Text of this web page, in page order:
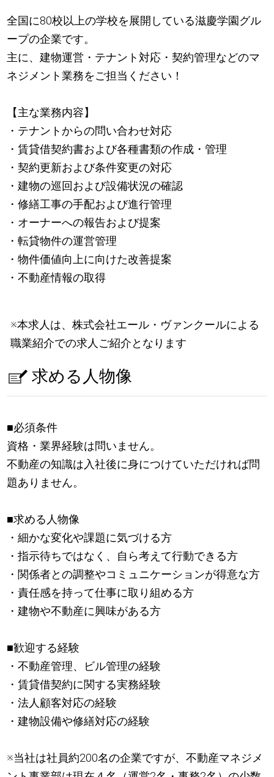
全国に80校以上の学校を展開している滋慶学園グル
ープの企業です。
主に、建物運営・テナント対応・契約管理などのマ
ネジメント業務をご担当ください！
【主な業務内容】
・テナントからの問い合わせ対応
・賃貸借契約書および各種書類の作成・管理
・契約更新および条件変更の対応
・建物の巡回および設備状況の確認
・修繕工事の手配および進行管理
・オーナーへの報告および提案
・転貸物件の運営管理
・物件価値向上に向けた改善提案
・不動産情報の取得
※本求人は、株式会社エール・ヴァンクールによる
職業紹介での求人ご紹介となります
求める人物像
■必須条件
資格・業界経験は問いません。
不動産の知識は入社後に身につけていただければ問
題ありません。
■求める人物像
・細かな変化や課題に気づける方
・指示待ちではなく、自ら考えて行動できる方
・関係者との調整やコミュニケーションが得意な方
・責任感を持って仕事に取り組める方
・建物や不動産に興味がある方
■歓迎する経験
・不動産管理、ビル管理の経験
・賃貸借契約に関する実務経験
・法人顧客対応の経験
・建物設備や修繕対応の経験
※当社は社員約200名の企業ですが、不動産マネジメ